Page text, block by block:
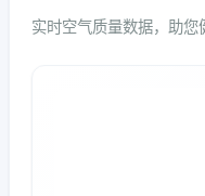
实时空气质量数据，助您